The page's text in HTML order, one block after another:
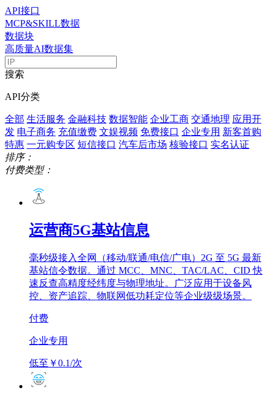
API接口
MCP&SKILL数据
数据块
高质量AI数据集
搜索
API分类
全部 生活服务 金融科技 数据智能 企业工商 交通地理 应用开
发 电子商务 充值缴费 文娱视频 免费接口 企业专用 新客首购
特惠 一元购专区 短信接口 汽车后市场 核验接口 实名认证
排序：
付费类型：
运营商5G基站信息
毫秒级接入全网（移动/联通/电信/广电）2G 至 5G 最新
基站信令数据。通过 MCC、MNC、TAC/LAC、CID 快
速反查高精度经纬度与物理地址。广泛应用于设备风
控、资产追踪、物联网低功耗定位等企业级级场景。
付费
企业专用
低至￥0.1/次